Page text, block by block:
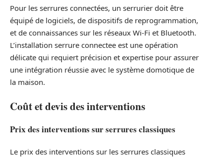
Pour les serrures connectées, un serrurier doit être
équipé de logiciels, de dispositifs de reprogrammation,
et de connaissances sur les réseaux Wi-Fi et Bluetooth.
L’installation serrure connectee est une opération
délicate qui requiert précision et expertise pour assurer
une intégration réussie avec le système domotique de
la maison.
Coût et devis des interventions
Prix des interventions sur serrures classiques
Le prix des interventions sur les serrures classiques